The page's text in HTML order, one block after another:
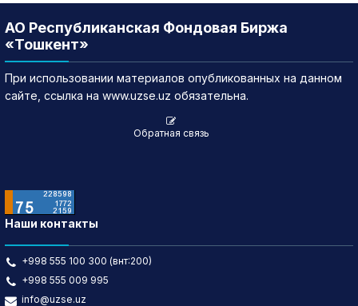
АО Республиканская Фондовая Биржа
«Тошкент»
При использовании материалов опубликованных на данном
сайте, ссылка на www.uzse.uz обязательна.
Обратная связь
Наши контакты
+998 555 100 300 (внт:200)
+998 555 009 995
info@uzse.uz